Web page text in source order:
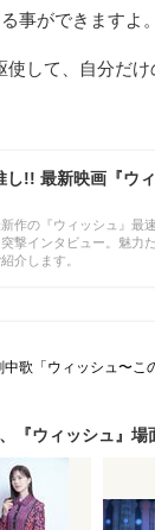
事ができますよ。
して、自分だ
し!! 最新映画『ウ
作の『ウィッシュ』最
撃インタビュー。魅力
介します。
中歌「ウィッシュ〜
『ウィッシュ』場